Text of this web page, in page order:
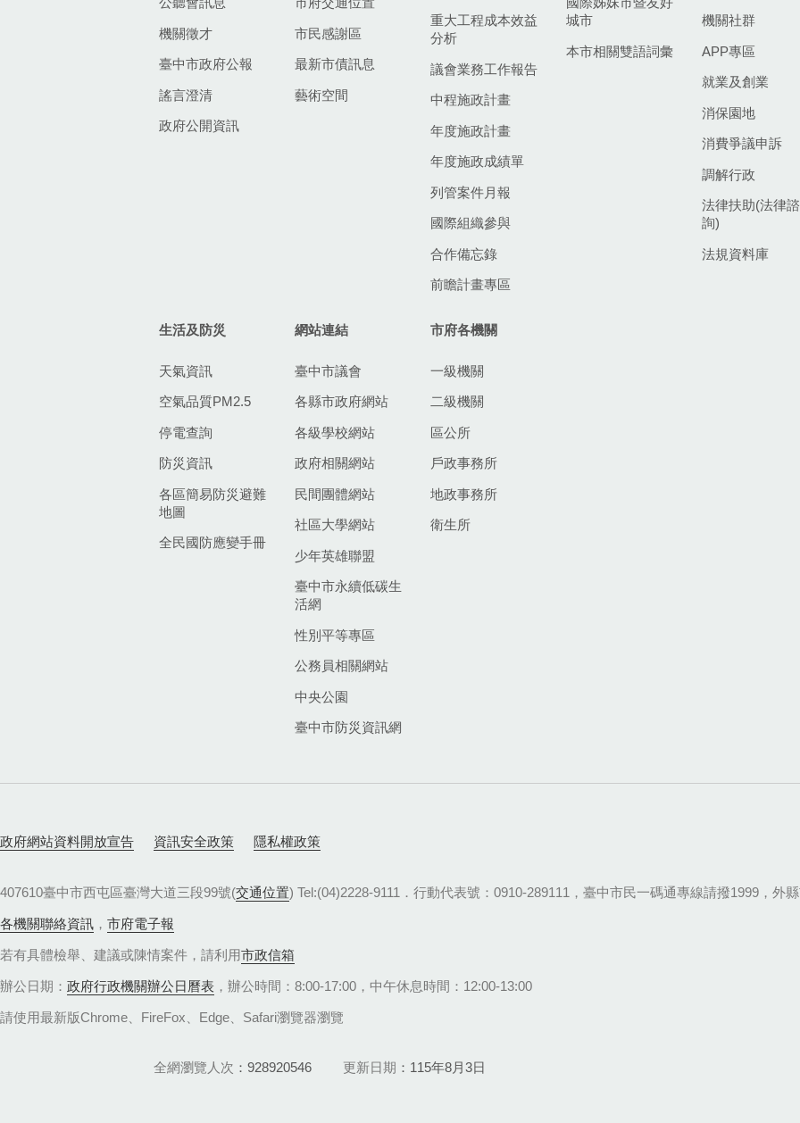
機關徵才
臺中市政府公報
謠言澄清
政府公開資訊
市民感謝區
最新市債訊息
藝術空間
重大工程成本效益
分析
議會業務工作報告
中程施政計畫
年度施政計畫
年度施政成績單
列管案件月報
國際組織參與
合作備忘錄
前瞻計畫專區
城市
本市相關雙語詞彙
機關社群
APP專區
就業及創業
消保園地
消費爭議申訴
調解行政
法律扶助(法律諮
詢)
法規資料庫
生活及防災
天氣資訊
空氣品質PM2.5
停電查詢
防災資訊
各區簡易防災避難
地圖
全民國防應變手冊
網站連結
臺中市議會
各縣市政府網站
各級學校網站
政府相關網站
民間團體網站
社區大學網站
少年英雄聯盟
臺中市永續低碳生
活網
性別平等專區
公務員相關網站
中央公園
臺中市防災資訊網
市府各機關
一級機關
二級機關
區公所
戶政事務所
地政事務所
衛生所
政府網站資料開放宣告 資訊安全政策 隱私權政策
407610臺中市西屯區臺灣大道三段99號(交通位置) Tel:(04)2228-9111．行動代表號：0910-289111，臺中市民一碼通專線請撥1999，外
各機關聯絡資訊 ， 市府電子報
若有具體檢舉、建議或陳情案件，請利用市政信箱
辦公日期： 政府行政機關辦公日曆表 ，辦公時間：8:00-17:00，中午休息時間：12:00-13:00
請使用最新版Chrome、FireFox、Edge、Safari瀏覽器瀏覽
全網瀏覽人次 928920546 更新日期 115年8月3日